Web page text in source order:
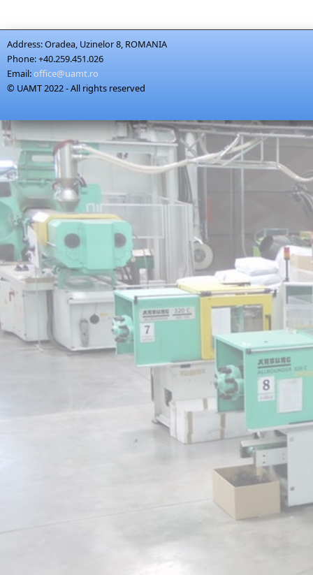
Address:Oradea, Uzinelor 8, ROMANIA
Phone:+40.259.451.026
Email:office@uamt.ro
© UAMT 2022 - All rights reserved